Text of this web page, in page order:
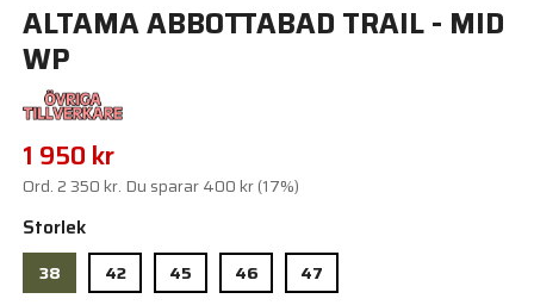
ALTAMA ABBOTTABAD TRAIL - MID
WP
1 950 kr
Ord.2 350 kr. Du sparar400 kr(17%)
Storlek
38 42 45 46 47